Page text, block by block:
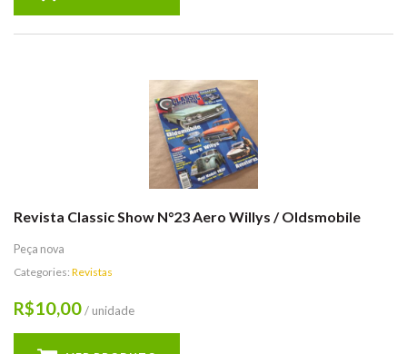
Revista Classic Show N°23 Aero Willys / Oldsmobile
Peça nova
Categories: Revistas
R$10,00/ unidade